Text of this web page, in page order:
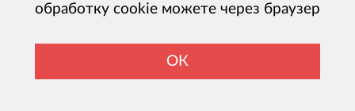
обработку cookie можете через браузер
ОК